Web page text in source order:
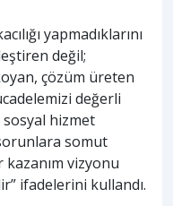
yapmadıklarını
değil;
çözüm üreten
değerli
sosyal hizmet
sorunlara somut
vizyonu
ifadelerini kullandı.